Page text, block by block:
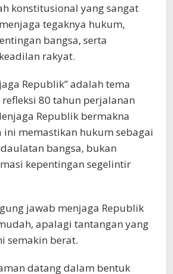
konstitusional yang sangat
tegaknya hukum,
bangsa, serta
rakyat.
Republik” adalah tema
80 tahun perjalanan
Republik bermakna
ini memastikan hukum sebagai
bangsa, bukan
kepentingan segelintir
jawab menjaga Republik
apalagi tantangan yang
semakin berat.
datang dalam bentuk